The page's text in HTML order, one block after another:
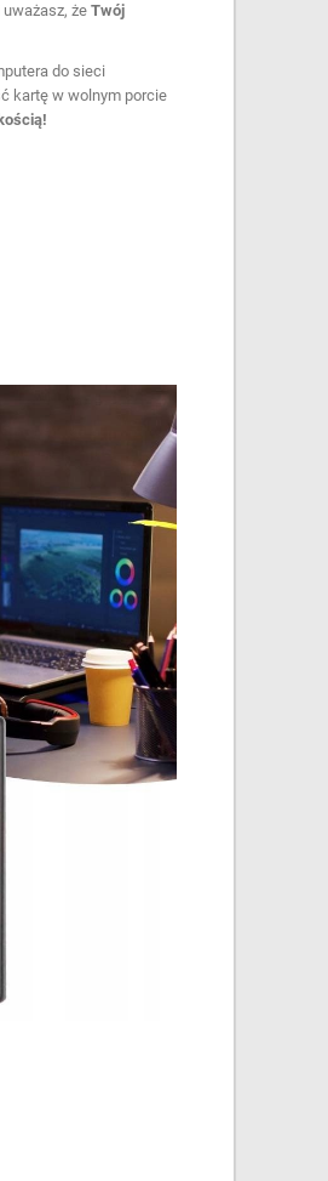
żeTwój
do sieci
kartę w wolnym porcie